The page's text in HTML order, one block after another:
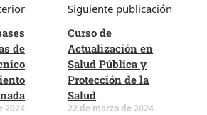
de
2024
Siguiente publicación
Curso de
Actualización en
Salud Pública y
Protección de la
Salud
22 de marzo de 2024